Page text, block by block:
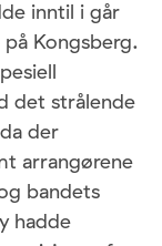
inntil i går
Kongsberg.
det strålende
der
arrangørene
bandets
hadde